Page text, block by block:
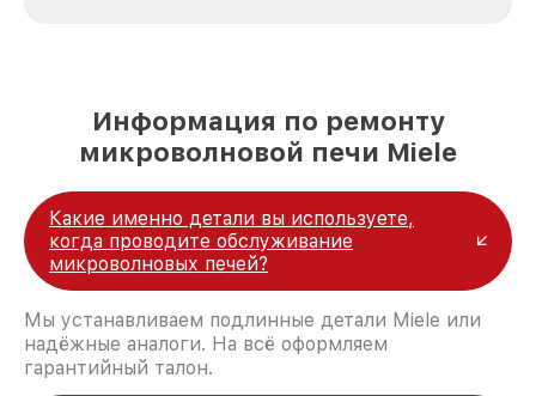
и лояльности наших клиентов.
Информация по ремонту
микроволновой печи Miele
Какие именно детали вы используете,
когда проводите обслуживание
микроволновых печей?
Мы устанавливаем подлинные детали Miele или
надёжные аналоги. На всё оформляем
гарантийный талон.